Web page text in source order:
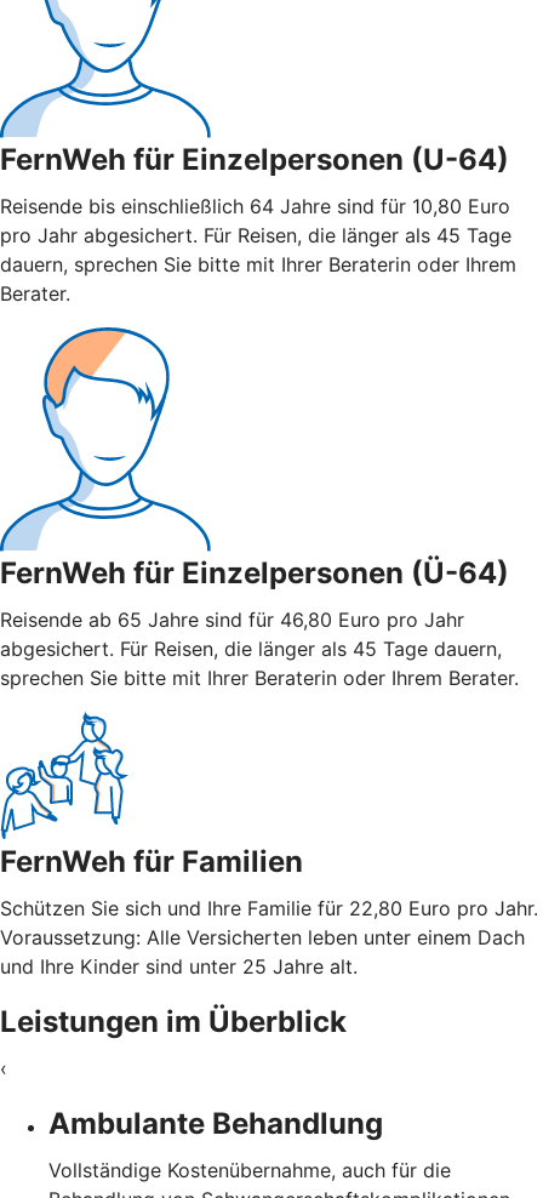
FernWeh für Einzelpersonen (U-64)
Reisende bis einschließlich 64 Jahre sind für 10,80 Euro
pro Jahr abgesichert. Für Reisen, die länger als 45 Tage
dauern, sprechen Sie bitte mit Ihrer Beraterin oder Ihrem
Berater.
FernWeh für Einzelpersonen (Ü-64)
Reisende ab 65 Jahre sind für 46,80 Euro pro Jahr
abgesichert. Für Reisen, die länger als 45 Tage dauern,
sprechen Sie bitte mit Ihrer Beraterin oder Ihrem Berater.
FernWeh für Familien
Schützen Sie sich und Ihre Familie für 22,80 Euro pro Jahr.
Voraussetzung: Alle Versicherten leben unter einem Dach
und Ihre Kinder sind unter 25 Jahre alt.
Leistungen im Überblick
‹
Ambulante Behandlung
Vollständige Kostenübernahme, auch für die